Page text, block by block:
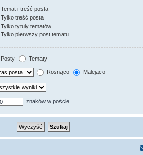
Temat i treść posta
Tylko treść posta
Tylko tytuły tematów
Tylko pierwszy post tematu
Posty Tematy
Rosnąco Malejąco
znaków w poście